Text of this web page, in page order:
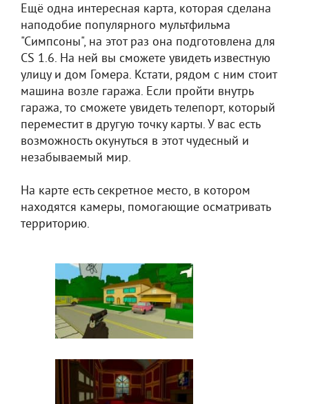
Ещё одна интересная карта, которая сделана
наподобие популярного мультфильма
"Симпсоны", на этот раз она подготовлена для
CS 1.6. На ней вы сможете увидеть известную
улицу и дом Гомера. Кстати, рядом с ним стоит
машина возле гаража. Если пройти внутрь
гаража, то сможете увидеть телепорт, который
переместит в другую точку карты. У вас есть
возможность окунуться в этот чудесный и
незабываемый мир.
На карте есть секретное место, в котором
находятся камеры, помогающие осматривать
территорию.